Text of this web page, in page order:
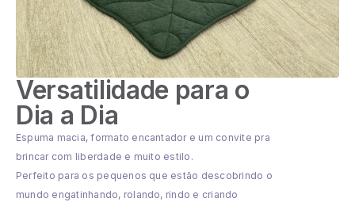
Versatilidade para o
Dia a Dia
Espuma macia, formato encantador e um convite pra
brincar com liberdade e muito estilo.
Perfeito para os pequenos que estão descobrindo o
mundo engatinhando, rolando, rindo e criando